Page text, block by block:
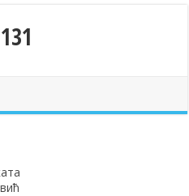
у Сочаници
и грдови уручили поклон
2024